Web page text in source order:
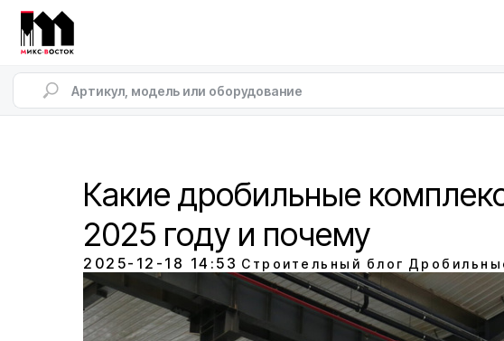
Какие дробильные
2025 году и почему
2025-12-18 14:53 Строительный блог